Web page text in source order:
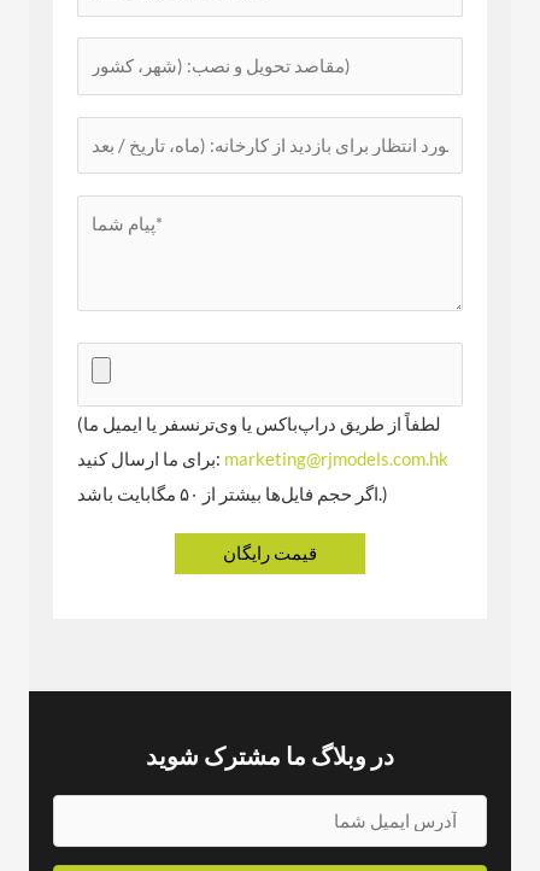
(لطفاً از طریق دراپ‌باکس یا وی‌ترنسفر یا ایمیل ما
برای ما ارسال کنید: marketing@rjmodels.com.hk
اگر حجم فایل‌ها بیشتر از ۵۰ مگابایت باشد.)
در وبلاگ ما مشترک شوید
د